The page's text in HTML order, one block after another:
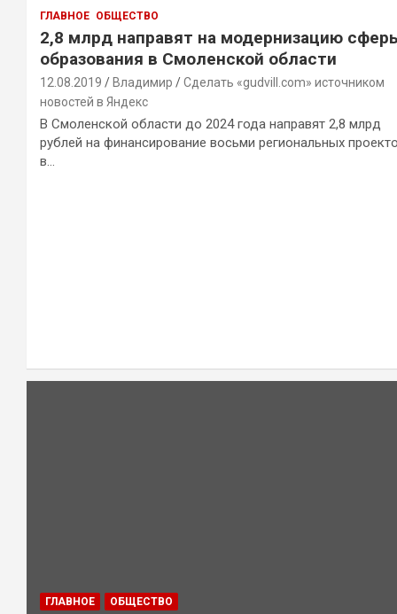
ГЛАВНОЕ ОБЩЕСТВО
2,8 млрд направят на модернизацию
образования в Смоленской области
12.08.2019 Владимир
Сделать «gudvill.com» источником
новостей в Яндекс
В Смоленской области до 2024 года направят 2,8 млрд
рублей на финансирование восьми региональных
в…
ГЛАВНОЕ ОБЩЕСТВО